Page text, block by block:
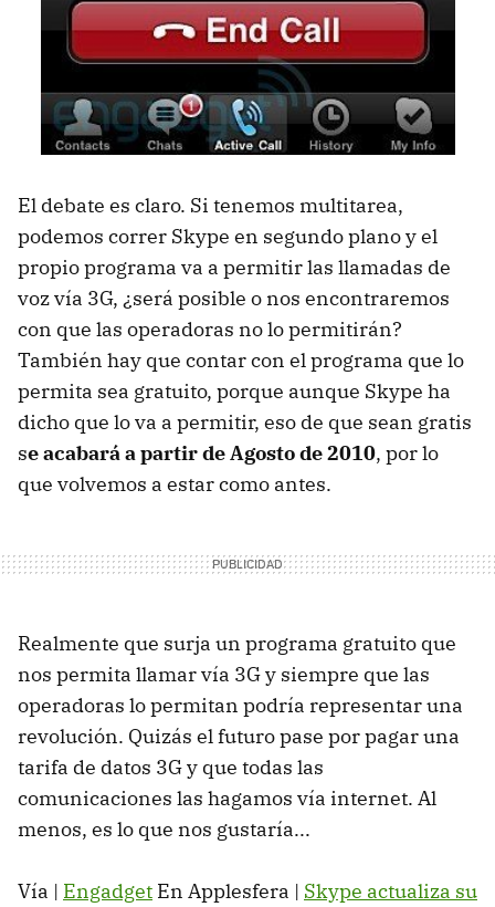
El debate es claro. Si tenemos multitarea,
podemos correr Skype en segundo plano y el
propio programa va a permitir las llamadas de
voz vía 3G, ¿será posible o nos encontraremos
con que las operadoras no lo permitirán?
También hay que contar con el programa que lo
permita sea gratuito, porque aunque Skype ha
dicho que lo va a permitir, eso de que sean gratis
se acabará a partir de Agosto de 2010, por lo
que volvemos a estar como antes.
Realmente que surja un programa gratuito que
nos permita llamar vía 3G y siempre que las
operadoras lo permitan podría representar una
revolución. Quizás el futuro pase por pagar una
tarifa de datos 3G y que todas las
comunicaciones las hagamos vía internet. Al
menos, es lo que nos gustaría...
Vía | Engadget En Applesfera | Skype actualiza su